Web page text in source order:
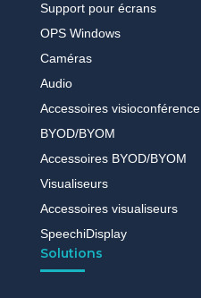
Support pour écrans
OPS Windows
Caméras
Audio
Accessoires visioconférence
BYOD/BYOM
Accessoires BYOD/BYOM
Visualiseurs
Accessoires visualiseurs
SpeechiDisplay
Solutions